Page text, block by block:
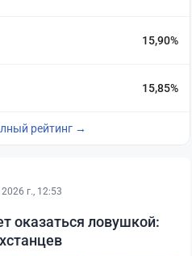
15,90%
15,85%
рейтинг →
г., 12:53
оказаться ловушкой: